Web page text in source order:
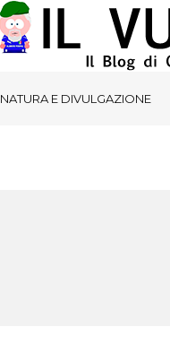
NATURA E DIVULGAZIONE